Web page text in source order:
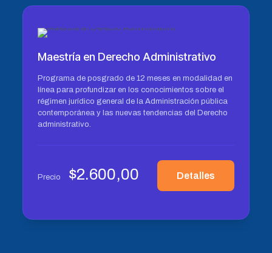
Maestría en Derecho Administrativo
Programa de posgrado de 12 meses en modalidad en
línea para profundizar en los conocimientos sobre el
régimen jurídico general de la Administración pública
contemporánea y las nuevas tendencias del Derecho
administrativo.
Precio $2.600,00 Detalles